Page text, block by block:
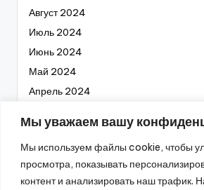
Мы уважаем вашу
Мы используем файлы cookie, чтобы
просмотра, показывать
контент и анализировать наш трафик.
Август 2024
Июль 2024
Июнь 2024
Май 2024
Апрель 2024
Февраль 2024
Январь 2024
Декабрь 2023